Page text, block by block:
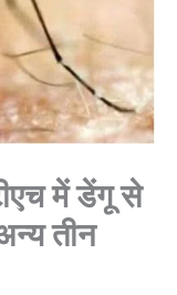
में डेंगू से
तीन